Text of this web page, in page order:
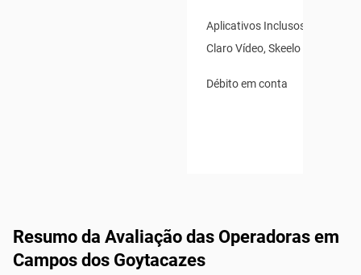
Aplicativos Inclusos: Claro
Claro Vídeo, Skeelo Audiobook
Débito em conta
Resumo da Avaliação das Operadoras em
Campos dos Goytacazes